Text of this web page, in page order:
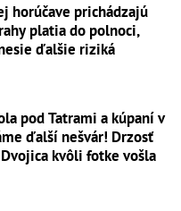
horúčave prichádzajú
platia do polnoci,
ďalšie riziká
pod Tatrami a kúpaní v
ďalší nešvár! Drzosť
kvôli fotke vošla